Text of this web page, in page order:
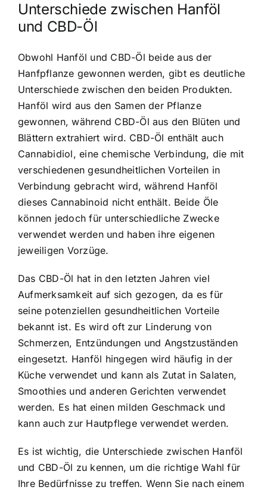
Unterschiede zwischen Hanföl
und CBD-Öl
Obwohl Hanföl und CBD-Öl beide aus der
Hanfpflanze gewonnen werden, gibt es deutliche
Unterschiede zwischen den beiden Produkten.
Hanföl wird aus den Samen der Pflanze
gewonnen, während CBD-Öl aus den Blüten und
Blättern extrahiert wird. CBD-Öl enthält auch
Cannabidiol, eine chemische Verbindung, die mit
verschiedenen gesundheitlichen Vorteilen in
Verbindung gebracht wird, während Hanföl
dieses Cannabinoid nicht enthält. Beide Öle
können jedoch für unterschiedliche Zwecke
verwendet werden und haben ihre eigenen
jeweiligen Vorzüge.
Das CBD-Öl hat in den letzten Jahren viel
Aufmerksamkeit auf sich gezogen, da es für
seine potenziellen gesundheitlichen Vorteile
bekannt ist. Es wird oft zur Linderung von
Schmerzen, Entzündungen und Angstzuständen
eingesetzt. Hanföl hingegen wird häufig in der
Küche verwendet und kann als Zutat in Salaten,
Smoothies und anderen Gerichten verwendet
werden. Es hat einen milden Geschmack und
kann auch zur Hautpflege verwendet werden.
Es ist wichtig, die Unterschiede zwischen Hanföl
und CBD-Öl zu kennen, um die richtige Wahl für
Ihre Bedürfnisse zu treffen. Wenn Sie nach einem